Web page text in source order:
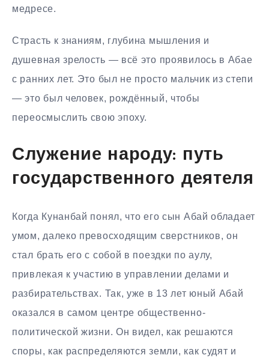
медресе.
Страсть к знаниям, глубина мышления и
душевная зрелость — всё это проявилось в Абае
с ранних лет. Это был не просто мальчик из степи
— это был человек, рождённый, чтобы
переосмыслить свою эпоху.
Служение народу: путь
государственного деятеля
Когда Кунанбай понял, что его сын Абай обладает
умом, далеко превосходящим сверстников, он
стал брать его с собой в поездки по аулу,
привлекая к участию в управлении делами и
разбирательствах. Так, уже в 13 лет юный Абай
оказался в самом центре общественно-
политической жизни. Он видел, как решаются
споры, как распределяются земли, как судят и